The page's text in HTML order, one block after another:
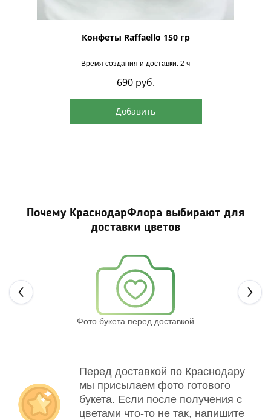
Конфеты Raffaello 150 гр
Время создания и доставки: 2 ч
690 руб.
Добавить
Почему КраснодарФлора выбирают для
доставки цветов
Фото букета перед доставкой
Перед доставкой по Краснодару
мы присылаем фото готового
букета. Если после получения с
цветами что-то не так, напишите